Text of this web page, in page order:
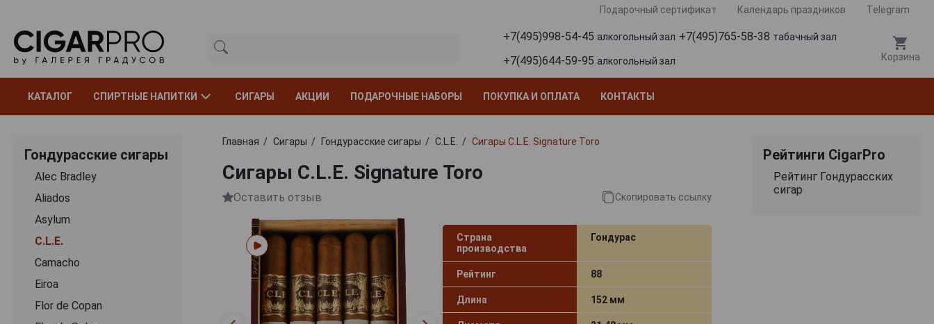
Подарочный сертификат Календарь праздников Telegram
+7(495)998-54-45 алкогольный зал +7(495)765-58-38 табачный зал
+7(495)644-59-95 алкогольный зал Корзина
КАТАЛОГ СПИРТНЫЕ НАПИТКИ СИГАРЫ АКЦИИ ПОДАРОЧНЫЕ НАБОРЫ ПОКУПКА И ОПЛАТА КОНТАКТЫ
Гондурасские сигары
Alec Bradley
Aliados
Asylum
C.L.E.
Camacho
Eiroa
Flor de Copan
Главная Сигары Гондурасские сигары C.L.E. Сигары C.L.E. Signature Toro
Сигары C.L.E. Signature Toro
Оставить отзыв Скопировать ссылку
Страна
производства
Гондурас
Рейтинг 88
Длина 152 мм
Рейтинги CigarPro
Рейтинг Гондурасских
сигар